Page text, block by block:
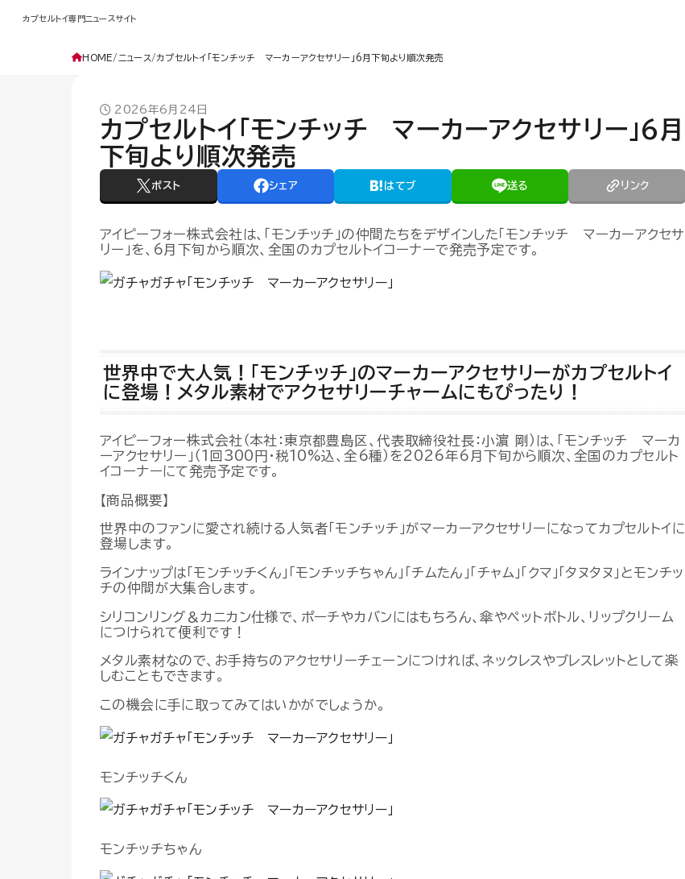
カプセルトイ専門ニュースサイト
HOME ニュース カプセルトイ「モンチッチ マーカーアクセサリー」6月下旬より順次発売
2026年6月24日
カプセルトイ「モンチッチ マーカーアクセサリー」6月
下旬より順次発売
ポスト シェア はてブ 送る リンク
Powered by GliaStudios
アイピーフォー株式会社は、「モンチッチ」の仲間たちをデザインした「モンチッチ マーカーアクセサ
リー」を、6月下旬から順次、全国のカプセルトイコーナーで発売予定です。
世界中で大人気！「モンチッチ」のマーカーアクセサリーがカプセルトイ
に登場！メタル素材でアクセサリーチャームにもぴったり！
アイピーフォー株式会社（本社：東京都豊島区、代表取締役社長：小濵 剛）は、「モンチッチ マーカ
ーアクセサリー」（1回300円・税10%込、全6種）を2026年6月下旬から順次、全国のカプセルト
イコーナーにて発売予定です。
【商品概要】
世界中のファンに愛され続ける人気者「モンチッチ」がマーカーアクセサリーになってカプセルトイに
登場します。
ラインナップは「モンチッチくん」「モンチッチちゃん」「チムたん」「チャム」「クマ」「タヌタヌ」とモンチッ
チの仲間が大集合します。
シリコンリング＆カニカン仕様で、ポーチやカバンにはもちろん、傘やペットボトル、リップクリーム
につけられて便利です！
メタル素材なので、お手持ちのアクセサリーチェーンにつければ、ネックレスやブレスレットとして楽
しむこともできます。
この機会に手に取ってみてはいかがでしょうか。
モンチッチくん
モンチッチちゃん